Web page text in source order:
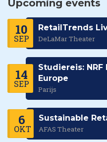
Upcoming events
10
SEP
RetailTrends
DeLaMar Theater
14
SEP
Studiereis:
Europe
Parijs
6
OKT
Sustainable
AFAS Theater